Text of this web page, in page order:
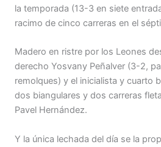
la temporada (13-3 en siete
racimo de cinco carreras en el
Madero en ristre por los Leones
derecho Yosvany Peñalver (3-2,
remolques) y el inicialista y cuarto
dos biangulares y dos carreras
Pavel Hernández.
Y la única lechada del día se la